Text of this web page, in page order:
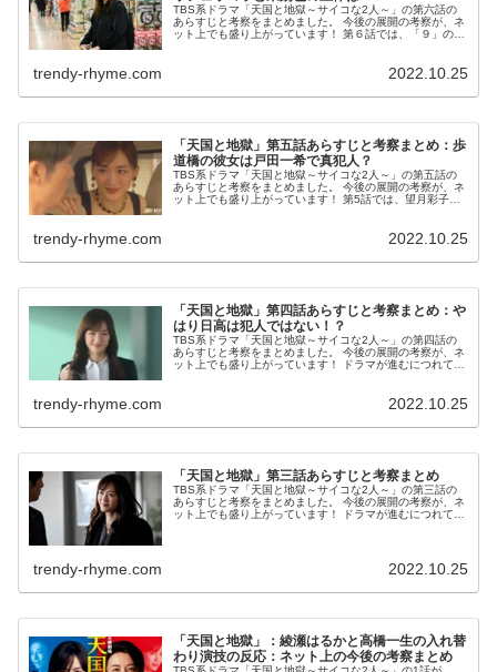
TBS系ドラマ「天国と地獄～サイコな2人～」の第六話の
あらすじと考察をまとめました。 今後の展開の考察が、ネ
ット上でも盛り上がっています！ 第６話では、「９」の殺
trendy-rhyme.com 2022.10.25
「天国と地獄」第五話あらすじと考察まとめ：歩
道橋の彼女は戸田一希で真犯人？
TBS系ドラマ「天国と地獄～サイコな2人～」の第五話の
あらすじと考察をまとめました。 今後の展開の考察が、ネ
ット上でも盛り上がっています！ 第5話では、望月彩子
trendy-rhyme.com 2022.10.25
「天国と地獄」第四話あらすじと考察まとめ：や
はり日高は犯人ではない！？
TBS系ドラマ「天国と地獄～サイコな2人～」の第四話の
あらすじと考察をまとめました。 今後の展開の考察が、ネ
ット上でも盛り上がっています！ ドラマが進むにつれて、
trendy-rhyme.com 2022.10.25
「天国と地獄」第三話あらすじと考察まとめ
TBS系ドラマ「天国と地獄～サイコな2人～」の第三話の
あらすじと考察をまとめました。 今後の展開の考察が、ネ
ット上でも盛り上がっています！ ドラマが進むにつれて、
trendy-rhyme.com 2022.10.25
「天国と地獄」：綾瀬はるかと高橋一生の入れ替
わり演技の反応：ネット上の今後の考察まとめ